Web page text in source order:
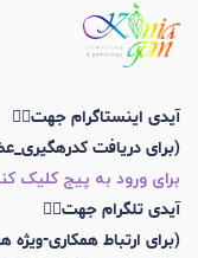
آیدی اینستاگرام جهت👇🏼
(برای دریافت
برای ورود به پیج کلیک
آیدی تلگرام جهت👇🏼
(برای ارتباط همکاری-ویژه